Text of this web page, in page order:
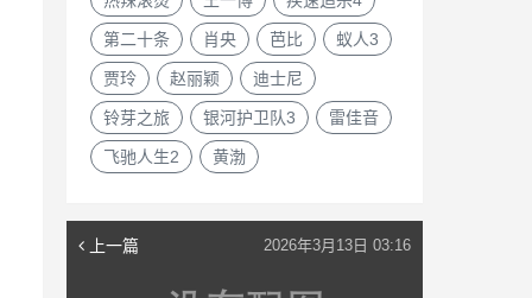
第二十条 肖央 芭比 蚁人3
贾玲 赵丽颖 迪士尼
铃芽之旅 银河护卫队3 雷佳音
飞驰人生2 黄渤
上一篇 2026年3月13日 03:16